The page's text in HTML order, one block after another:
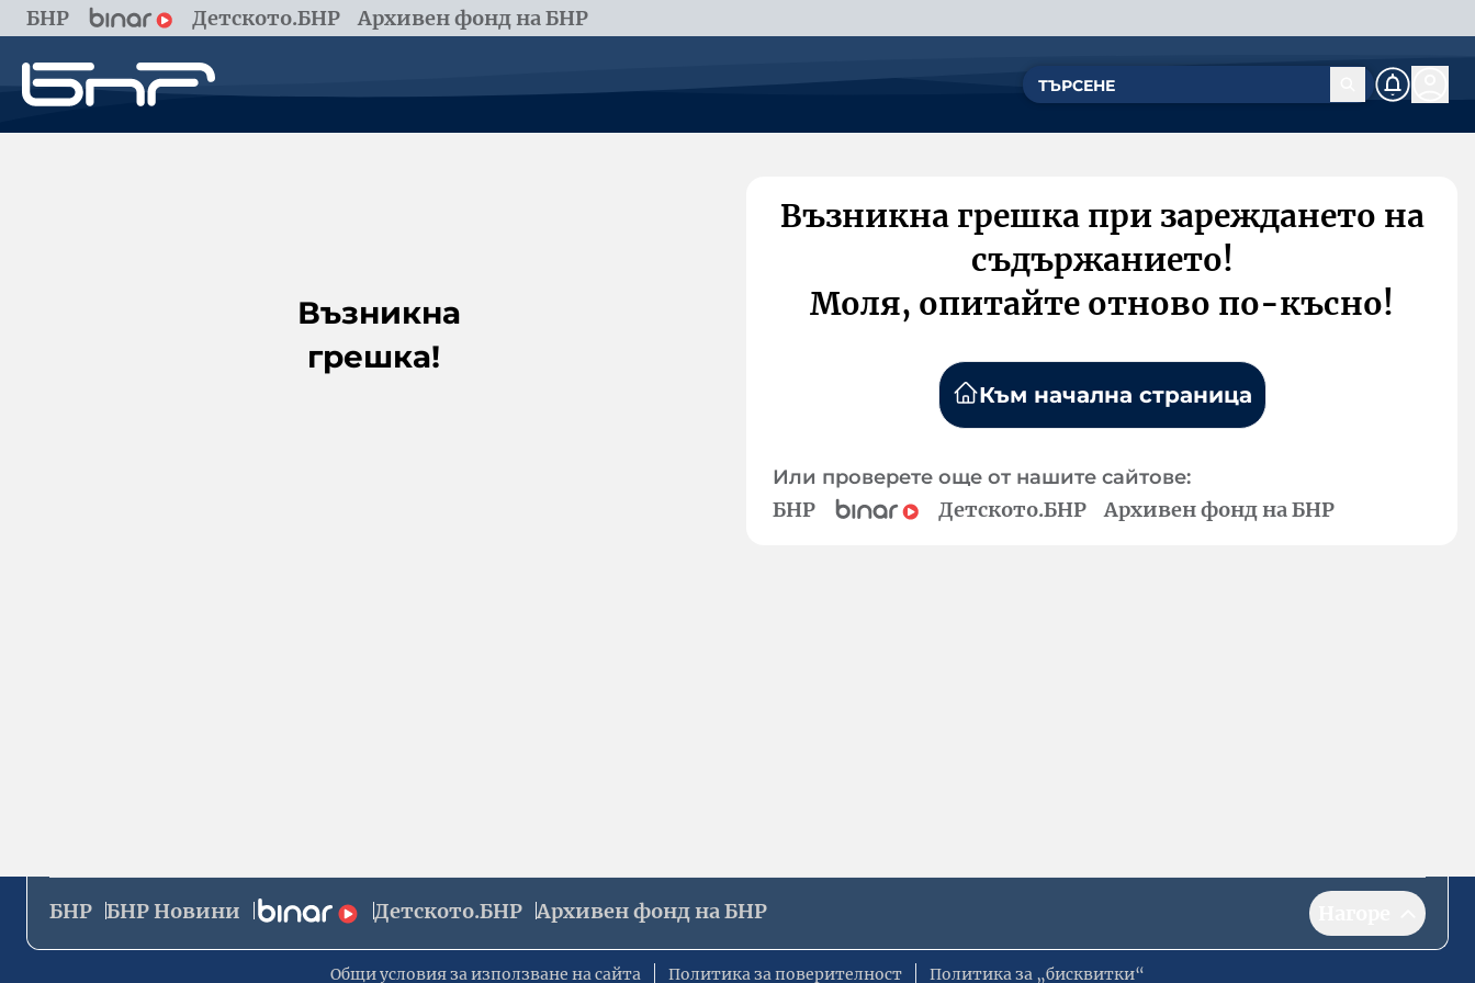
БНР Детското.БНР Архивен фонд на БНР
Възникна
грешка!
Възникна грешка при зареждането на
съдържанието!
Моля, опитайте отново по-късно!
Към начална страница
Или проверете още от нашите сайтове:
БНР Детското.БНР Архивен фонд на БНР
БНР БНР Новини Детското.БНР Архивен фонд на БНР
Общи условия за използване на сайта Политика за поверителност Политика за „бисквитки“